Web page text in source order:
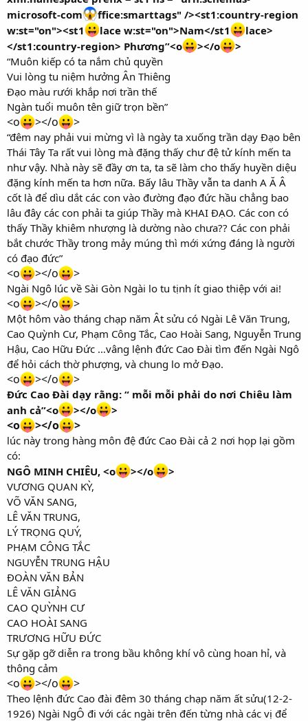
microsoft-com
ffice:smarttags" /><st1:country-region
w:st="on"><st1
lace w:st="on">Nam</st1
lace>
</st1:country-region> Phương”<o
></o
>
“Muôn kiếp có ta nắm chủ quyền
Vui lòng tu niệm hưởng Ân Thiêng
Đạo màu rưới khắp nơi trần thế
Ngàn tuổi muôn tên giữ trọn bền”
<o ></o >
“đêm nay phải vui mừng vì là ngày ta xuống trần dạy Đạo bên
Thái Tây Ta rất vui lòng mà đặng thấy chư đệ tử kính mến ta
như vậy. Nhà này sẽ đầy ơn ta, ta sẽ làm cho thấy huyền diệu
đặng kính mến ta hơn nữa. Bấy lâu Thầy vẫn ta danh A Ă Â
cốt là để dìu dắt các con vào đường đạo đức hầu chẳng bao
lâu đây các con phải ta giúp Thầy mà KHAI ĐẠO. Các con có
thấy Thầy khiêm nhượng là dường nào chưa?? Các con phải
bắt chước Thầy trong mảy múng thì mới xứng đáng là người
có đạo đức”
<o ></o >
Ngài Ngô lúc về Sài Gòn Ngài lo tu tịnh ít giao thiệp với ai!
<o ></o >
Một hôm vào tháng chạp năm Ât sửu có Ngài Lê Văn Trung,
Cao Quỳnh Cư, Phạm Công Tắc, Cao Hoài Sang, Nguyễn Trung
Hậu, Cao Hữu Đức …vâng lệnh đức Cao Đài tìm đến Ngài Ngô
để hỏi cách thờ phượng, và chung lo mở Đạo.
<o ></o >
Đức Cao Đài dạy rằng: “ mỗi mỗi phải do nơi Chiêu làm
anh cả”<o
></o >
<o ></o >
lúc này trong hàng môn đệ đức Cao Đài cả 2 nơi họp lại gồm
có:
NGÔ MINH CHIÊU, <o
></o
>
VƯƠNG QUAN KỲ,
VÕ VĂN SANG,
LÊ VĂN TRUNG,
LÝ TRỌNG QUÝ,
PHẠM CÔNG TẮC
NGUYỄN TRUNG HẬU
ĐOÀN VĂN BẢN
LÊ VĂN GIẢNG
CAO QUỲNH CƯ
CAO HOÀI SANG
TRƯƠNG HỮU ĐỨC
Sự gặp gỡ diễn ra trong bầu không khí vô cùng hoan hỉ, và
thông cảm
<o ></o >
Theo lệnh đức Cao đài đêm 30 tháng chạp năm ất sửu(12-2-
1926) Ngài NgÔ đi với các ngài trên đến từng nhà các vị để